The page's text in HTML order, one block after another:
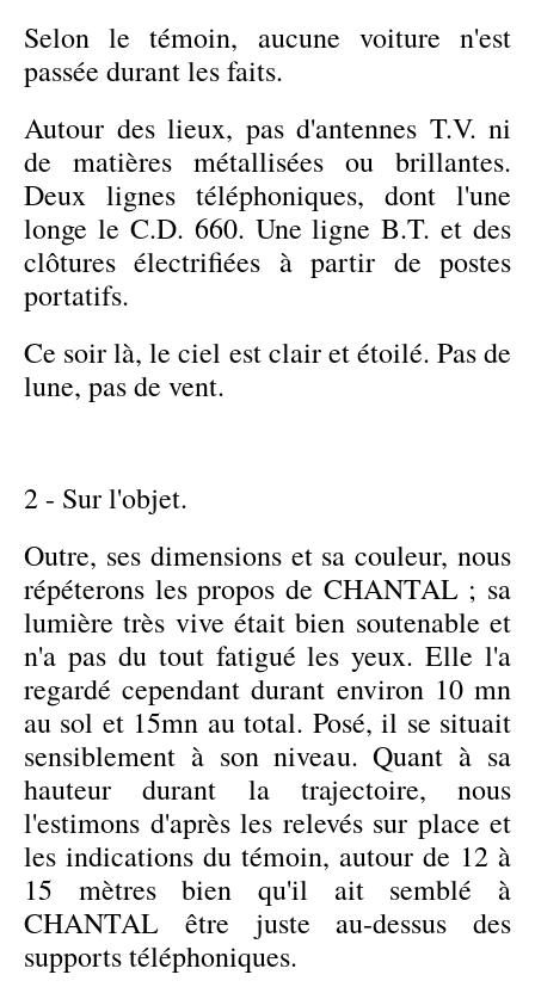
Selon le témoin, aucune voiture n'est
passée durant les faits.
Autour des lieux, pas d'antennes T.V. ni
de matières métallisées ou brillantes.
Deux lignes téléphoniques, dont l'une
longe le C.D. 660. Une ligne B.T. et des
clôtures électrifiées à partir de postes
portatifs.
Ce soir là, le ciel est clair et étoilé. Pas de
lune, pas de vent.
2 - Sur l'objet.
Outre, ses dimensions et sa couleur, nous
répéterons les propos de CHANTAL ; sa
lumière très vive était bien soutenable et
n'a pas du tout fatigué les yeux. Elle l'a
regardé cependant durant environ 10 mn
au sol et 15mn au total. Posé, il se situait
sensiblement à son niveau. Quant à sa
hauteur durant la trajectoire, nous
l'estimons d'après les relevés sur place et
les indications du témoin, autour de 12 à
15 mètres bien qu'il ait semblé à
CHANTAL être juste au-dessus des
supports téléphoniques.